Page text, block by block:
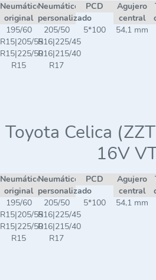
Neumático
original
Neumático
personalizado
PCD
Agujero
central
195/60
R15|205/55
R15|225/50
R15
205/50
R16|225/45
R16|215/40
R17
5*100 54,1 mm
Toyota Celica
16V
Neumático
original
Neumático
personalizado
PCD
Agujero
central
195/60
R15|205/55
R15|225/50
R15
205/50
R16|225/45
R16|215/40
R17
5*100 54,1 mm